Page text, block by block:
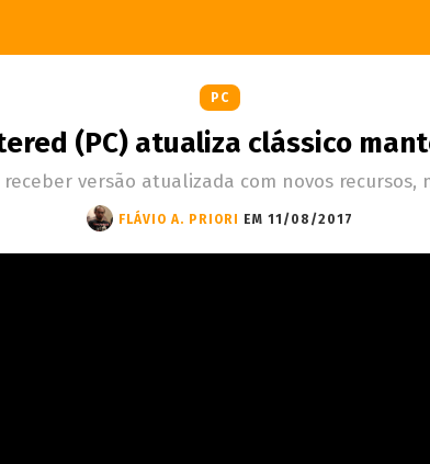
PC
(PC) atualiza clássico
versão atualizada com novos recursos,
FLÁVIO A. PRIORI EM 11/08/2017